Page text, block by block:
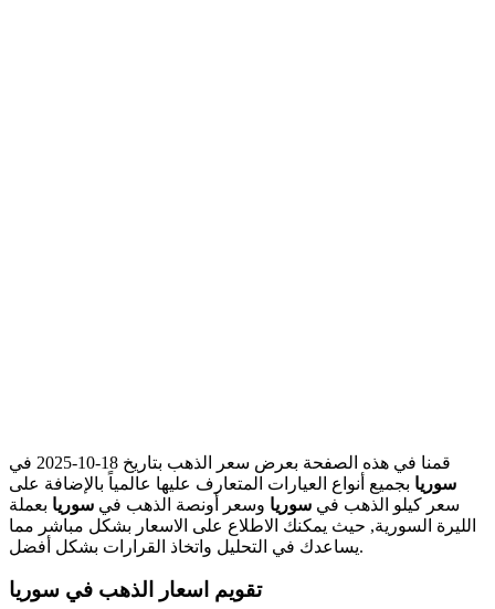
قمنا في هذه الصفحة بعرض سعر الذهب بتاريخ 18-10-2025 في
سوريا بجميع أنواع العيارات المتعارف عليها عالمياً بالإضافة على
سعر كيلو الذهب في سوريا وسعر أونصة الذهب في سوريا بعملة
الليرة السورية, حيث يمكنك الاطلاع على الاسعار بشكل مباشر مما
يساعدك في التحليل واتخاذ القرارات بشكل أفضل.
تقويم اسعار الذهب في سوريا